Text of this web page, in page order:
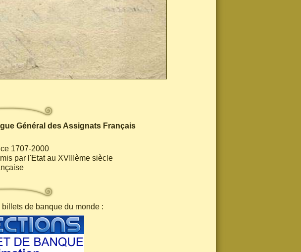
Général des Assignats Français
1707-2000
par l'Etat au XVIIIème siècle
de banque du monde :